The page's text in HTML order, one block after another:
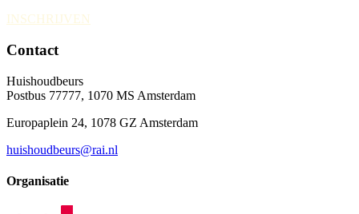
INSCHRIJVEN
Contact
Huishoudbeurs
Postbus 77777, 1070 MS Amsterdam
Europaplein 24, 1078 GZ Amsterdam
huishoudbeurs@rai.nl
Organisatie